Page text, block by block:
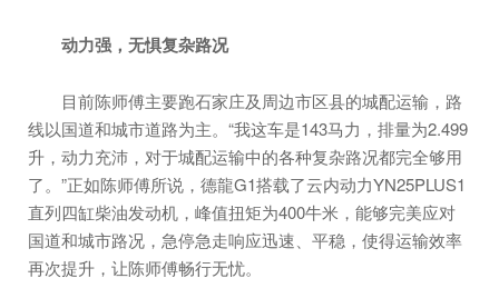
动力强，无惧复杂路况
目前陈师傅主要跑石家庄及周边市区县的城配运输，路
线以国道和城市道路为主。“我这车是143马力，排量为2.499
升，动力充沛，对于城配运输中的各种复杂路况都完全够用
了。”正如陈师傅所说，德龍G1搭载了云内动力YN25PLUS1
直列四缸柴油发动机，峰值扭矩为400牛米，能够完美应对
国道和城市路况，急停急走响应迅速、平稳，使得运输效率
再次提升，让陈师傅畅行无忧。